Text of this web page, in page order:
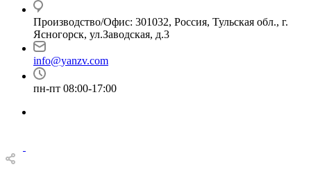
Производство/Офис: 301032, Россия, Тульская обл., г.
Ясногорск, ул.Заводская, д.3
info@yanzv.com
пн-пт 08:00-17:00